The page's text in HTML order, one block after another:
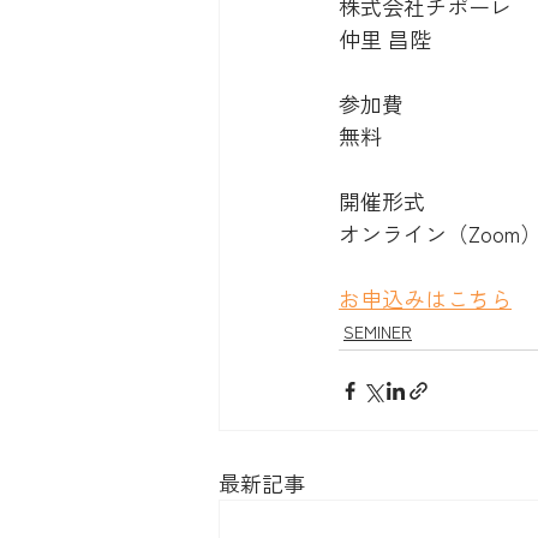
仲里 昌陛
参加費
無料
開催形式
オンライン（Zoom
お申込みはこちら
SEMINER
最新記事